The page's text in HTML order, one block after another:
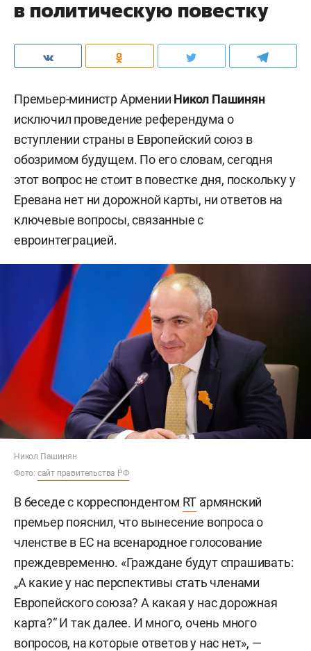
в политическую повестку
Премьер-министр Армении Никол Пашинян
исключил проведение референдума о
вступлении страны в Европейский союз в
обозримом будущем. По его словам, сегодня
этот вопрос не стоит в повестке дня, поскольку у
Еревана нет ни дорожной карты, ни ответов на
ключевые вопросы, связанные с
евроинтеграцией.
Никол Пашинян
Фото: сайт правительства РФ
В беседе с корреспондентом RT армянский
премьер пояснил, что вынесение вопроса о
членстве в ЕС на всенародное голосование
преждевременно. «Граждане будут спрашивать:
„А какие у нас перспективы стать членами
Европейского союза? А какая у нас дорожная
карта?“ И так далее. И много, очень много
вопросов, на которые ответов у нас нет», —